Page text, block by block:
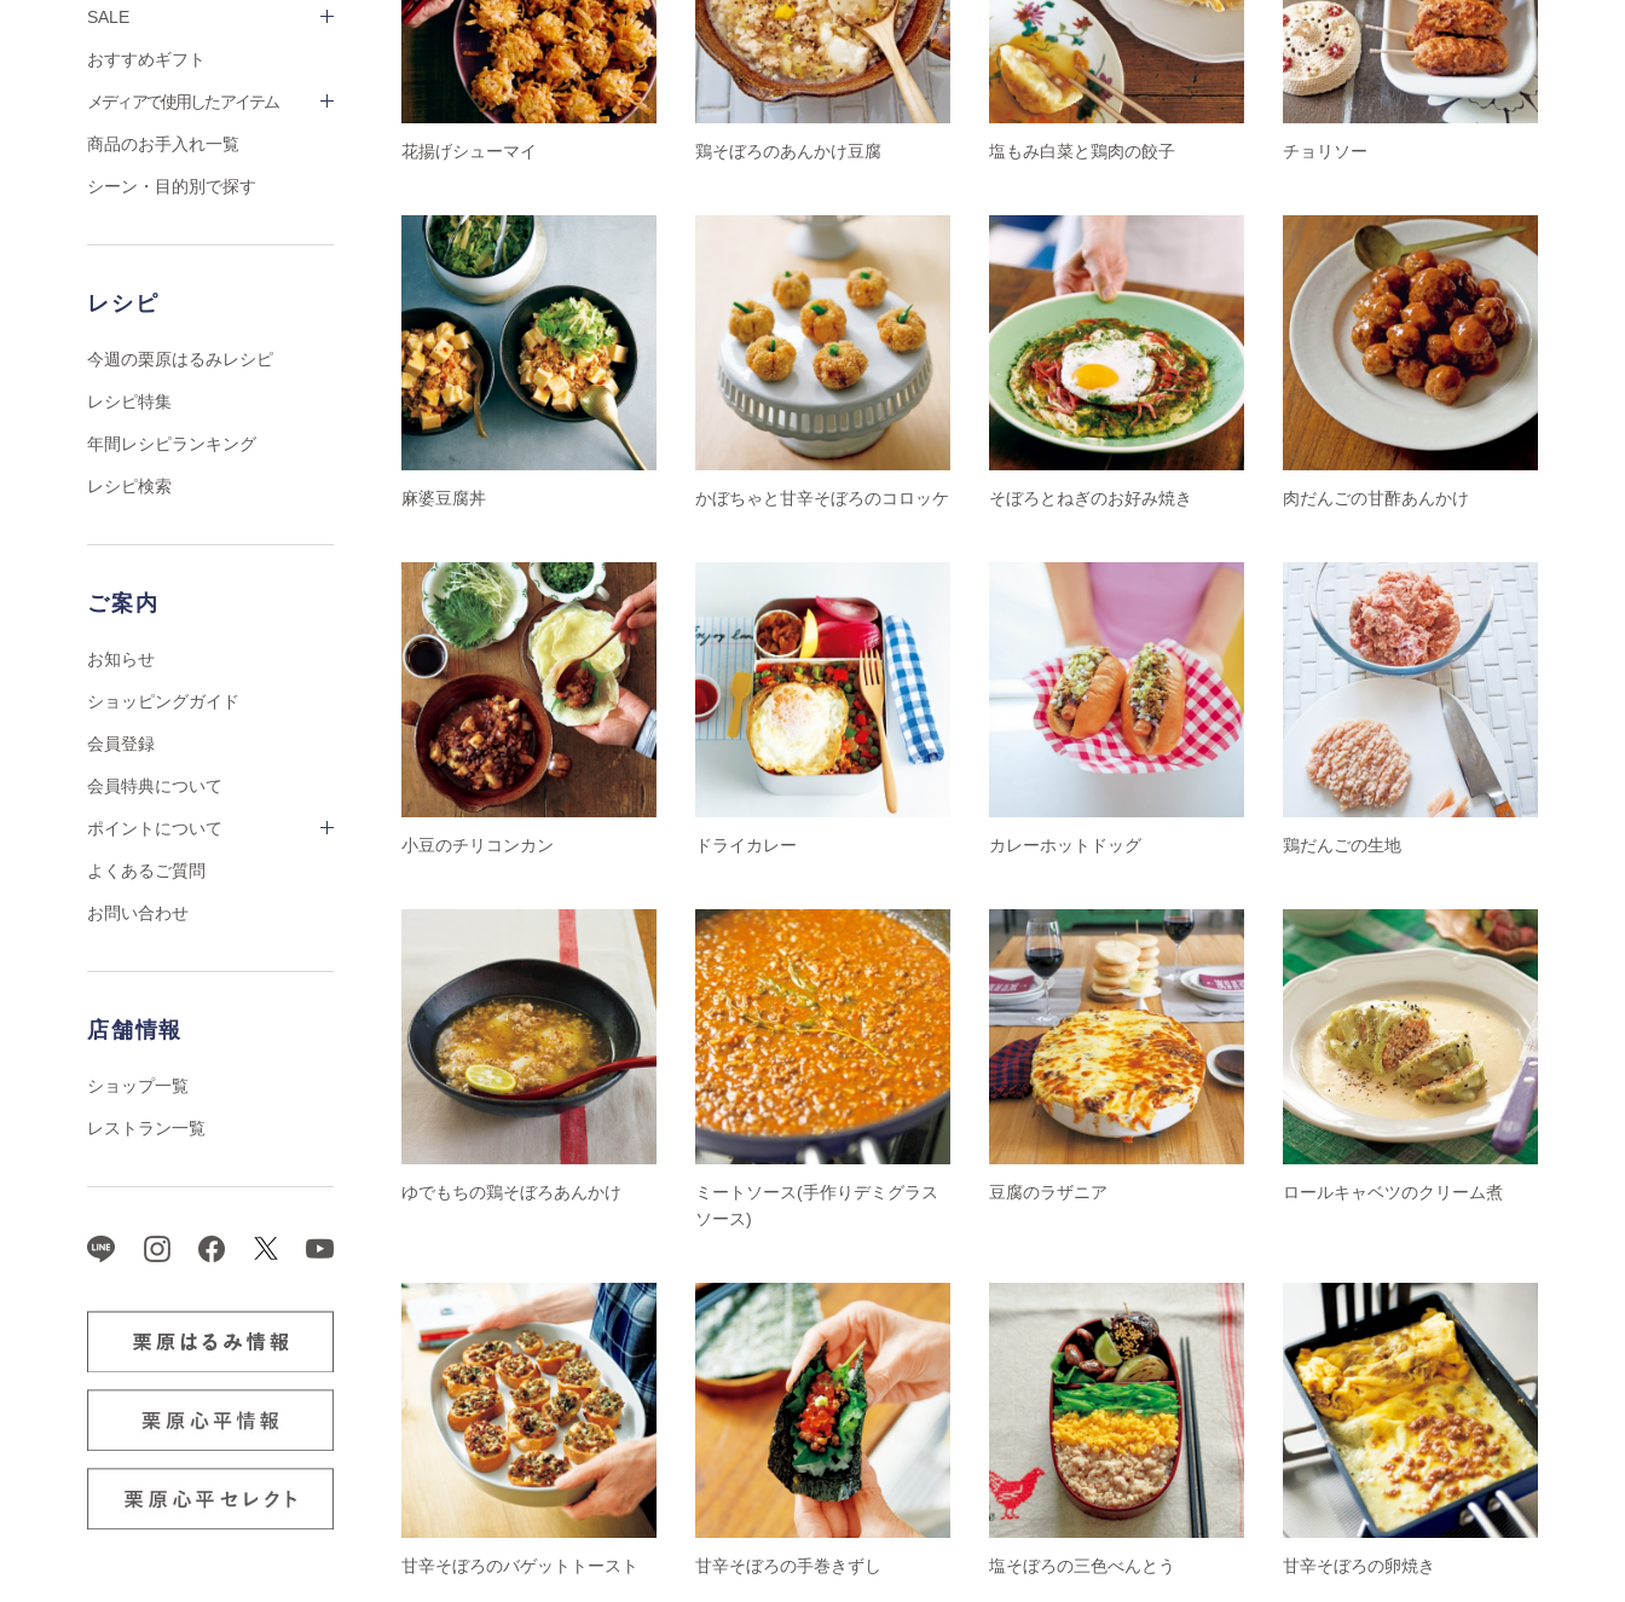
SALE
おすすめギフト
メディアで使用したアイテム
商品のお手入れ一覧
シーン・目的別で探す
レシピ
今週の栗原はるみレシピ
レシピ特集
年間レシピランキング
レシピ検索
ご案内
お知らせ
ショッピングガイド
会員登録
会員特典について
ポイントについて
よくあるご質問
お問い合わせ
店舗情報
ショップ一覧
レストラン一覧
花揚げシューマイ 鶏そぼろのあんかけ豆腐 塩もみ白菜と鶏肉の餃子 チョリソー
麻婆豆腐丼 かぼちゃと甘辛そぼろのコロッケ そぼろとねぎのお好み焼き 肉だんごの甘酢あんかけ
小豆のチリコンカン ドライカレー カレーホットドッグ 鶏だんごの生地
ゆでもちの鶏そぼろあんかけ
ミートソース(手作りデミグラス
ソース)
豆腐のラザニア ロールキャベツのクリーム煮
甘辛そぼろのバゲットトースト 甘辛そぼろの手巻きずし 塩そぼろの三色べんとう 甘辛そぼろの卵焼き